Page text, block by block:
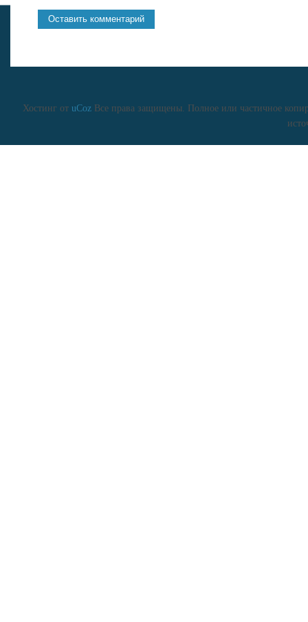
Хостинг от uCozВсе права защищены. Полное или частичное